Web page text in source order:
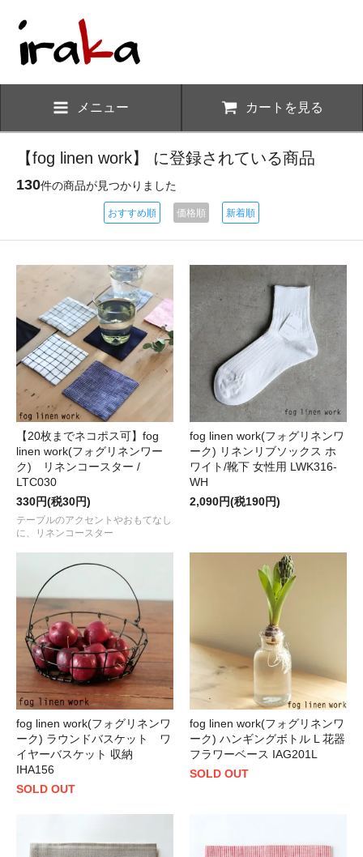
メニュー カートを見る
【fog linen work】 に登録されている商品
130件の商品が見つかりました
おすすめ順 価格順 新着順
【20枚までネコポス可】fog
linen work(フォグリネンワー
ク) リネンコースター /
LTC030
330円(税30円)
テーブルのアクセントやおもてなし
に、リネンコースター
fog linen work(フォグリネンワ
ーク) リネンリブソックス ホ
ワイト/靴下 女性用 LWK316-
WH
2,090円(税190円)
fog linen work(フォグリネンワ
ーク) ラウンドバスケット ワ
イヤーバスケット 収納
IHA156
SOLD OUT
fog linen work(フォグリネンワ
ーク) ハンギングボトル L 花器
フラワーベース IAG201L
SOLD OUT